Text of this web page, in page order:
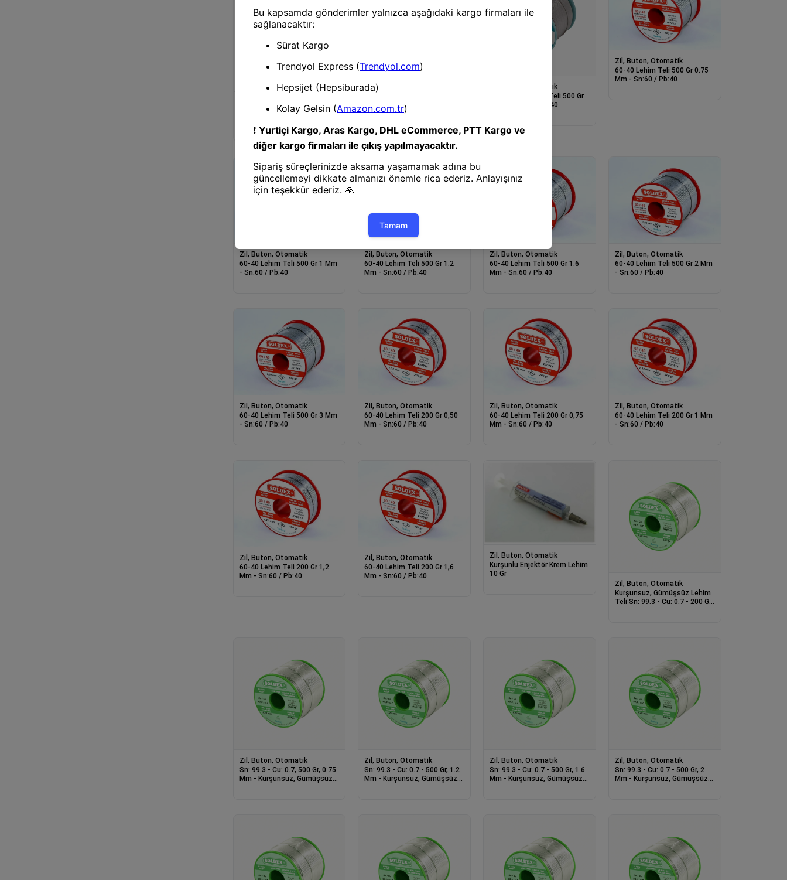
40-60 Lehim Teli 200 Gr 1.6
Zil, Buton, Otomatik
1.6 Mm - Sn:60 / Pb:40
Zil, Buton, Otomatik
Arax 60-40 Lehim Teli 500 Gr
1 Mm - Sn:60 / Pb:40
Zil, Buton, Otomatik
60-40 Lehim Teli 500 Gr 0.75
Mm - Sn:60 / Pb:40
Zil, Buton, Otomatik
60-40 Lehim Teli 500 Gr 1 Mm
- Sn:60 / Pb:40
Zil, Buton, Otomatik
60-40 Lehim Teli 500 Gr 1.2
Mm - Sn:60 / Pb:40
Zil, Buton, Otomatik
60-40 Lehim Teli 500 Gr 1.6
Mm - Sn:60 / Pb:40
Zil, Buton, Otomatik
60-40 Lehim Teli 500 Gr 2 Mm
- Sn:60 / Pb:40
Zil, Buton, Otomatik
60-40 Lehim Teli 500 Gr 3 Mm
- Sn:60 / Pb:40
Zil, Buton, Otomatik
60-40 Lehim Teli 200 Gr 0,50
Mm - Sn:60 / Pb:40
Zil, Buton, Otomatik
60-40 Lehim Teli 200 Gr 0,75
Mm - Sn:60 / Pb:40
Zil, Buton, Otomatik
60-40 Lehim Teli 200 Gr 1 Mm
- Sn:60 / Pb:40
Zil, Buton, Otomatik
60-40 Lehim Teli 200 Gr 1,2
Mm - Sn:60 / Pb:40
Zil, Buton, Otomatik
60-40 Lehim Teli 200 Gr 1,6
Mm - Sn:60 / Pb:40
Zil, Buton, Otomatik
Kurşunlu Enjektör Krem Lehim
10 Gr
Zil, Buton, Otomatik
Kurşunsuz, Gümüşsüz Lehim
Teli Sn: 99.3 - Cu: 0.7 - 200 Gr,
Zil, Buton, Otomatik
Sn: 99.3 - Cu: 0.7, 500 Gr, 0.75
Mm - Kurşunsuz, Gümüşsüz
Zil, Buton, Otomatik
Sn: 99.3 - Cu: 0.7 - 500 Gr, 1.2
Mm - Kurşunsuz, Gümüşsüz
Zil, Buton, Otomatik
Sn: 99.3 - Cu: 0.7 - 500 Gr, 1.6
Mm - Kurşunsuz, Gümüşsüz
Zil, Buton, Otomatik
Sn: 99.3 - Cu: 0.7 - 500 Gr, 2
Mm - Kurşunsuz, Gümüşsüz